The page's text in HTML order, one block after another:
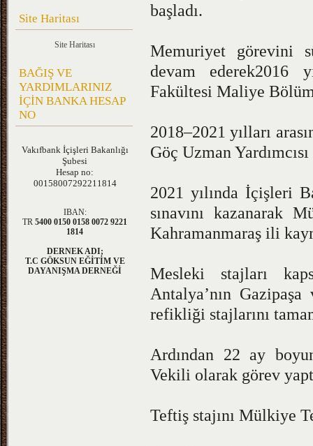
Site Haritası
Site Haritası
BAĞIŞ VE
YARDIMLARINIZ
İÇİN BANKA HESAP
NO
Vakıfbank İçişleri Bakanlığı
Şubesi
Hesap no:
00158007292211814
IBAN:
TR 5400 0150 0158 0072 9221
1814
DERNEK ADI;
T.C GÖKSUN EĞİTİM VE
DAYANIŞMA DERNEĞİ
başladı.
Memuriyet görevini
devam ederek2016
Fakültesi Maliye
2018–2021 yılları
Göç Uzman
2021 yılında İçişleri
sınavını
Kahramanmaraş ili
Mesleki stajları
Antalya’nın
refikliği stajlarını
Ardından 22 ay
Vekili olarak görev
Teftiş stajını Mülkiye